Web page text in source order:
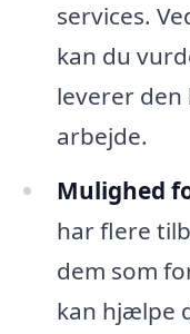
services.
kan du
leverer den
arbejde.
Mulighed
har flere
dem som
kan hjælpe